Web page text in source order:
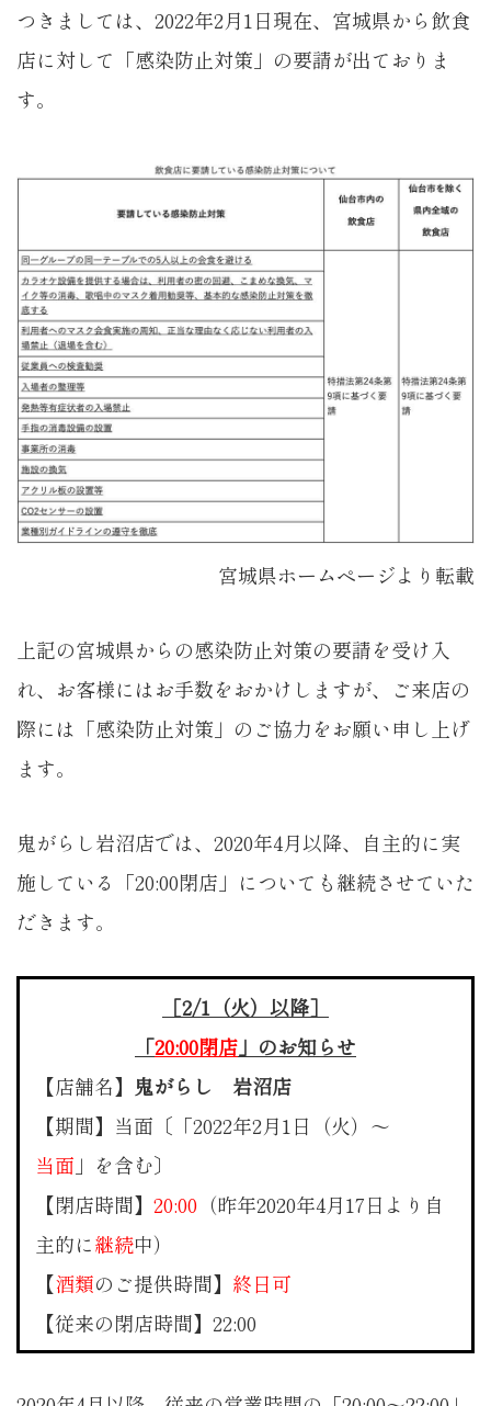
つきましては、2022年2月1日現在、宮城県から飲食
店に対して「感染防止対策」の要請が出ておりま
す。
宮城県ホームページより転載
上記の宮城県からの感染防止対策の要請を受け入
れ、お客様にはお手数をおかけしますが、ご来店の
際には「感染防止対策」のご協力をお願い申し上げ
ます。
鬼がらし岩沼店では、2020年4月以降、自主的に実
施している「20:00閉店」についても継続させていた
だきます。
［2/1（火）以降］
「20:00閉店 」 のお知らせ
【店舗名】 鬼がらし 岩沼店
【期間】当面〔「2022年2月1日（火）〜
当面 」を含む〕
【閉店時間】 20:00 （昨年2020年4月17日より自
主的に継続中）
【酒類のご提供時間】 終日可
【従来の閉店時間】22:00